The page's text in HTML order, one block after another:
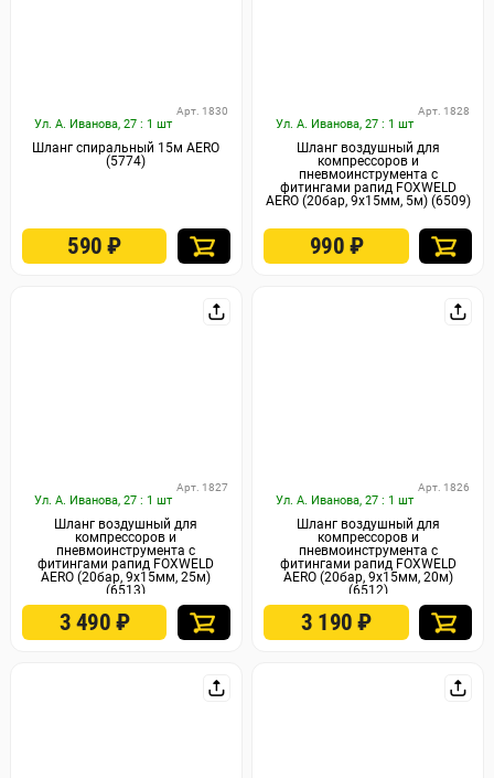
Ул. А. Иванова, 27 : 1 шт
Арт. 1830
Шланг спиральный 15м AERO
(5774)
590₽
Ул. А. Иванова, 27 : 1 шт
Арт. 1828
Шланг воздушный для
компрессоров и
пневмоинструмента с
фитингами рапид FOXWELD
AERO (20бар, 9x15мм, 5м) (6509)
990 ₽
Ул. А. Иванова, 27 : 1 шт
Арт. 1827
Шланг воздушный для
компрессоров и
пневмоинструмента с
фитингами рапид FOXWELD
AERO (20бар, 9x15мм, 25м)
(6513)
3 490 ₽
Ул. А. Иванова, 27 : 1 шт
Арт. 1826
Шланг воздушный для
компрессоров и
пневмоинструмента с
фитингами рапид FOXWELD
AERO (20бар, 9x15мм, 20м)
(6512)
3 190₽